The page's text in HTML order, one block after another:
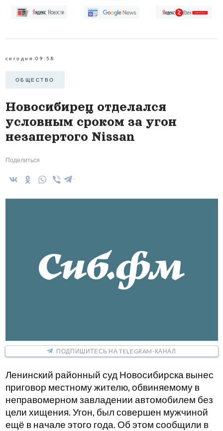
сегодня 09:58
ОБЩЕСТВО
Новосибирец отделался
условным сроком за угон
незапертого Nissan
Поделиться
ПОДПИШИТЕСЬ НА TELEGRAM-КАНАЛ
Ленинский районный суд Новосибирска вынес
приговор местному жителю, обвиняемому в
неправомерном завладении автомобилем без
цели хищения. Угон, был совершен мужчиной
ещё в начале этого года. Об этом сообщили в